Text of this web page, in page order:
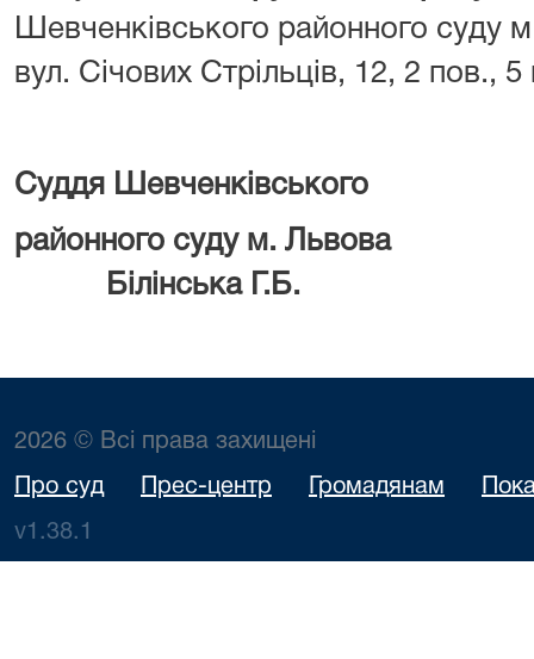
Шевченківського районного суду
вул. Січових Стрільців, 12, 2 пов., 5
Суддя Шевченківського
районного суду
Білінська Г.Б.
2026 © Всі права захищені
Про суд Прес-центр Громадянам
v1.38.1